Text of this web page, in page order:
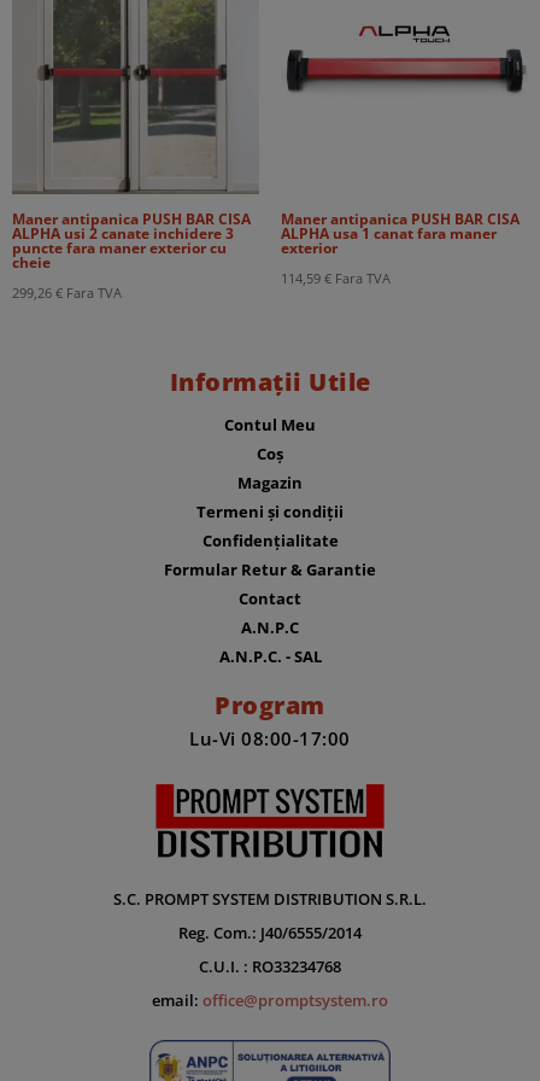
Maner antipanica PUSH BAR CISA
ALPHA usi 2 canate inchidere 3
puncte fara maner exterior cu
cheie
299,26 € Fara TVA
Maner antipanica PUSH BAR CISA
ALPHA usa 1 canat fara maner
exterior
114,59 € Fara TVA
Informații Utile
Contul Meu
Coș
Magazin
Termeni și condiții
Confidențialitate
Formular Retur & Garantie
Contact
A.N.P.C
A.N.P.C. - SAL
Program
Lu-Vi 08:00-17:00
S.C. PROMPT SYSTEM DISTRIBUTION S.R.L.
Reg. Com.: J40/6555/2014
C.U.I. : RO33234768
email: office@promptsystem.ro